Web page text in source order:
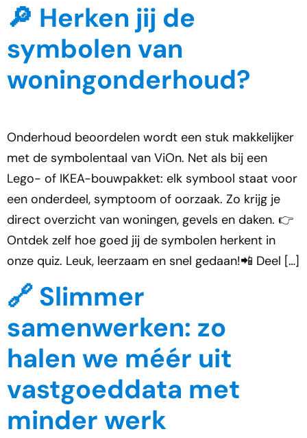
🔎 Herken jij de
symbolen van
woningonderhoud?
Onderhoud beoordelen wordt een stuk makkelijker
met de symbolentaal van ViOn. Net als bij een
Lego- of IKEA-bouwpakket: elk symbool staat voor
een onderdeel, symptoom of oorzaak. Zo krijg je
direct overzicht van woningen, gevels en daken. 👉
Ontdek zelf hoe goed jij de symbolen herkent in
onze quiz. Leuk, leerzaam en snel gedaan!📲 Deel […]
🔗 Slimmer
samenwerken: zo
halen we méér uit
vastgoeddata met
minder werk